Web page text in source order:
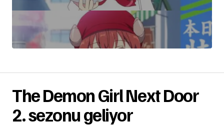
The Demon Girl Next Door
2. sezonu geliyor